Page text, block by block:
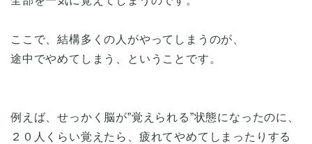
ここで、結構多くの人がやってしまうのが、
途中でやめてしまう、ということです。
例えば、せっかく脳が”覚えられる”状態になったのに、
２０人くらい覚えたら、疲れてやめてしまったりする